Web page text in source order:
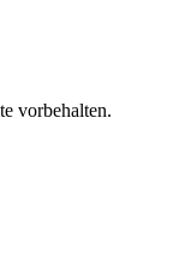
vorbehalten.